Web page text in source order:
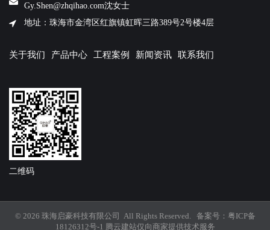
Gy.Shen@zhqihao.com沈女士
地址：珠海市金湾区红旗镇虹晖三路389号2号楼4层
关于我们 产品中心 工程案例 新闻资讯 联系我们
二维码
© 2026 珠海启豪科技有限公司 All Rights Reserved. 备案号： 粤ICP备
18126312号-1 腾云建站仅向商家提供技术服务